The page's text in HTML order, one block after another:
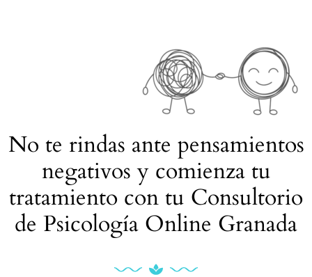
No te rindas ante pensamientos
negativos y comienza tu
tratamiento con tu Consultorio
de Psicología Online Granada